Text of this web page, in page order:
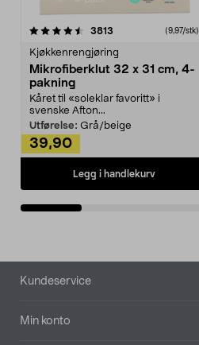
3813 anmeldelser(9,97/stk)
Kjøkkenrengjøring
Mikrofiberklut 32 x 31 cm, 4-
pakning
Kåret til «soleklar favoritt» i
svenske Afton...
Utførelse: Grå/beige
39,90
Legg i handlekurv
4.5av 5 stjerner
Bunntekst
Kundeservice
Min konto